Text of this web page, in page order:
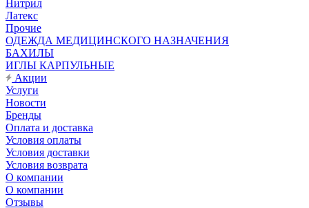
Нитрил
Латекс
Прочие
ОДЕЖДА МЕДИЦИНСКОГО НАЗНАЧЕНИЯ
БАХИЛЫ
ИГЛЫ КАРПУЛЬНЫЕ
Акции
Услуги
Новости
Бренды
Оплата и доставка
Условия оплаты
Условия доставки
Условия возврата
О компании
О компании
Отзывы